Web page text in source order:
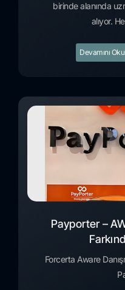
birinde alanında
alıyor.
Devamını Oku
Payporter –
Forcerta Aware